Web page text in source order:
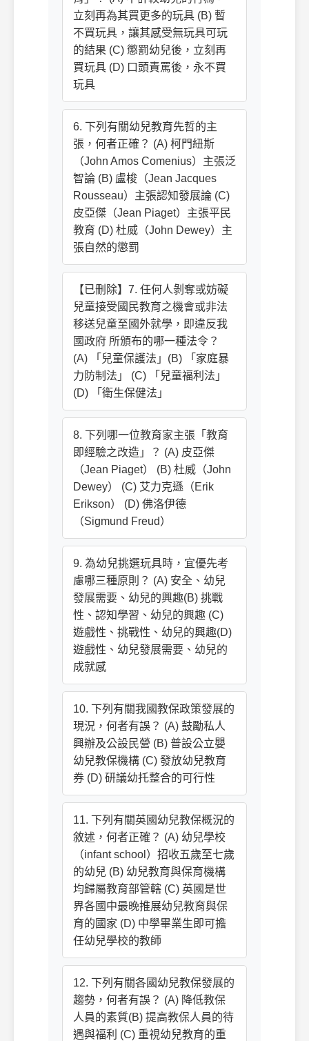
立刻再為其買更多的玩具 (B) 暫
不買玩具，讓其感受無玩具可玩
的結果 (C) 懲罰幼兒後，立刻再
買玩具 (D) 口頭責罵後，永不買
玩具
6. 下列有關幼兒教育先哲的主
張，何者正確？ (A) 柯門紐斯
（John Amos Comenius）主張泛
智論 (B) 盧梭（Jean Jacques
Rousseau）主張認知發展論 (C)
皮亞傑（Jean Piaget）主張平民
教育 (D) 杜威（John Dewey）主
張自然的懲罰
【已刪除】7. 任何人剝奪或妨礙
兒童接受國民教育之機會或非法
移送兒童至國外就學，即違反我
國政府 所頒布的哪一種法令？
(A) 「兒童保護法」(B) 「家庭暴
力防制法」 (C) 「兒童福利法」
(D) 「衛生保健法」
8. 下列哪一位教育家主張「教育
即經驗之改造」？ (A) 皮亞傑
（Jean Piaget） (B) 杜威（John
Dewey） (C) 艾力克遜（Erik
Erikson） (D) 佛洛伊德
（Sigmund Freud）
9. 為幼兒挑選玩具時，宜優先考
慮哪三種原則？ (A) 安全、幼兒
發展需要、幼兒的興趣(B) 挑戰
性、認知學習、幼兒的興趣 (C)
遊戲性、挑戰性、幼兒的興趣(D)
遊戲性、幼兒發展需要、幼兒的
成就感
10. 下列有關我國教保政策發展的
現況，何者有誤？ (A) 鼓勵私人
興辦及公設民營 (B) 普設公立嬰
幼兒教保機構 (C) 發放幼兒教育
券 (D) 研議幼托整合的可行性
11. 下列有關英國幼兒教保概況的
敘述，何者正確？ (A) 幼兒學校
（infant school）招收五歲至七歲
的幼兒 (B) 幼兒教育與保育機構
均歸屬教育部管轄 (C) 英國是世
界各國中最晚推展幼兒教育與保
育的國家 (D) 中學畢業生即可擔
任幼兒學校的教師
12. 下列有關各國幼兒教保發展的
趨勢，何者有誤？ (A) 降低教保
人員的素質(B) 提高教保人員的待
遇與福利 (C) 重視幼兒教育的重